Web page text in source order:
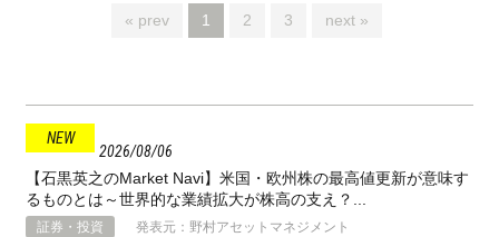
« prev 1 2 3 next »
2026 08 06
【石黒英之のMarket Navi】米国・欧州株の最高値更新が意味す
るものとは～世界的な業績拡大が株高の支え？...
証券・投資 発表元：野村アセットマネジメント